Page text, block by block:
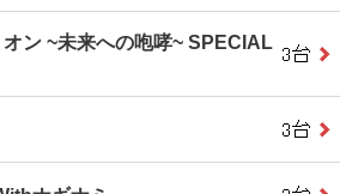
ン ~未来への咆哮~ SPECIAL